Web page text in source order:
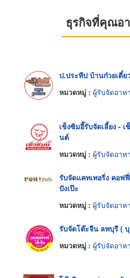
ธุรกิจที่คุณอ
ป.ประทีป บ้านก๋วยเตี๋ย
หมวดหมู่ : ผู้รับจัดอาห
เช็งซิมอี๊รับจัดเลี้ยง -
นต์
หมวดหมู่ : ผู้รับจัดอาห
รับจัดแคทเทอริ่ง คอฟ
ปังเป๊ะ
หมวดหมู่ : ผู้รับจัดอาห
รับจัดโต๊ะจีน ลพบุรี (
หมวดหมู่ : ผู้รับจัดอาห